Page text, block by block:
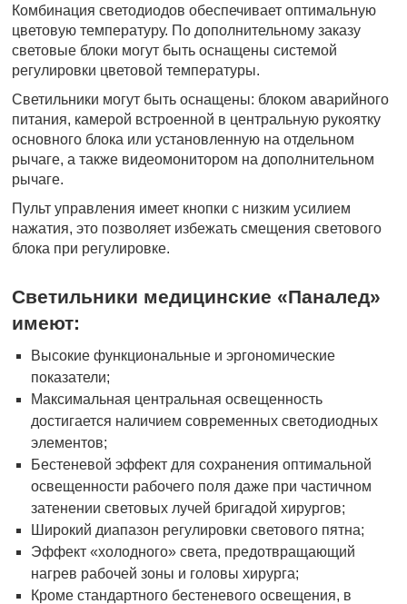
Комбинация светодиодов обеспечивает оптимальную
цветовую температуру. По дополнительному заказу
световые блоки могут быть оснащены системой
регулировки цветовой температуры.
Светильники могут быть оснащены: блоком аварийного
питания, камерой встроенной в центральную рукоятку
основного блока или установленную на отдельном
рычаге, а также видеомонитором на дополнительном
рычаге.
Пульт управления имеет кнопки с низким усилием
нажатия, это позволяет избежать смещения светового
блока при регулировке.
Светильники медицинские «Паналед»
имеют:
Высокие функциональные и эргономические
показатели;
Максимальная центральная освещенность
достигается наличием современных светодиодных
элементов;
Бестеневой эффект для сохранения оптимальной
освещенности рабочего поля даже при частичном
затенении световых лучей бригадой хирургов;
Широкий диапазон регулировки светового пятна;
Эффект «холодного» света, предотвращающий
нагрев рабочей зоны и головы хирурга;
Кроме стандартного бестеневого освещения, в